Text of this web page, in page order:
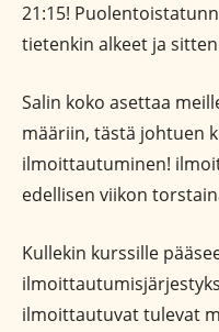
21:15!
tietenkin alkeet ja
Salin koko asettaa
määriin, tästä johtuen
ilmoittautuminen!
edellisen viikon
Kullekin kurssille
ilmoittautuvat tulevat